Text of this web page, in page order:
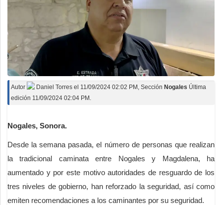
Autor Daniel Torres el 11/09/2024 02:02 PM , Sección Nogales Última
edición 11/09/2024 02:04 PM.
Nogales, Sonora.
Desde la semana pasada, el número de personas que realizan
la tradicional caminata entre Nogales y Magdalena, ha
aumentado y por este motivo autoridades de resguardo de los
tres niveles de gobierno, han reforzado la seguridad, así como
emiten recomendaciones a los caminantes por su seguridad.